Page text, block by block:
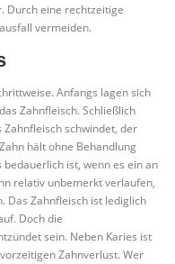
Durch eine rechtzeitige
vermeiden.
Anfangs lagen sich
Zahnfleisch. Schließlich
schwindet, der
hält ohne Behandlung
ist, wenn es ein an
relativ unbemerkt verlaufen,
Das Zahnfleisch ist lediglich
Doch die
sein. Neben Karies ist
Zahnverlust. Wer